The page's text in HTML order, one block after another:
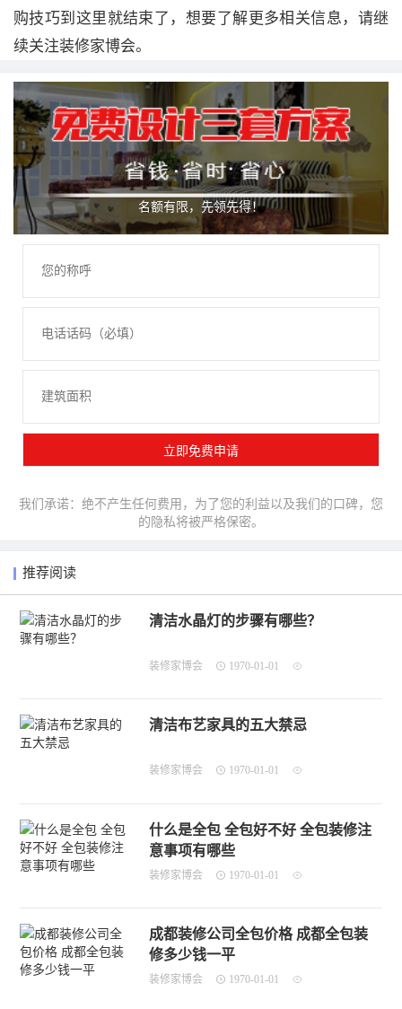
购技巧到这里就结束了，想要了解更多相关信息，请继
续关注装修家博会。
名额有限，先领先得！
我们承诺：绝不产生任何费用，为了您的利益以及我们的口碑，您
的隐私将被严格保密。
推荐阅读
清洁水晶灯的步骤有哪些？
装修家博会 1970-01-01
清洁布艺家具的五大禁忌
装修家博会 1970-01-01
什么是全包 全包好不好 全包装修注
意事项有哪些
装修家博会 1970-01-01
成都装修公司全包价格 成都全包装
修多少钱一平
装修家博会 1970-01-01